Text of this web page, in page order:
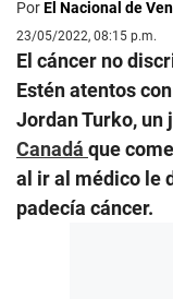
PorEl Nacional de
23/05/2022, 08:15 p.m.
El cáncer no
Estén atentos
Jordan Turko, un
Canadá que
al ir al médico le
padecía cáncer.